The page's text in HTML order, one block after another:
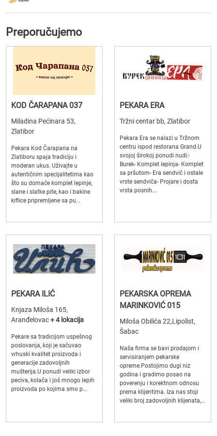
Preporučujemo
KOD ČARAPANA 037
Miladina Pećinara 53,
Zlatibor
Pekara Kod Čarapana na
Zlatiboru spaja tradiciju i
moderan ukus. Uživajte u
autentičnim specijalitetima kao
što su domaće komplet lepinje,
slane i slatke pite, kao i bakine
kiflice pripremljene sa pu...
PEKARA ERA
Tržni centar bb, Zlatibor
Pekara Era se nalazi u Tržnom
centru ispod restorana Grand.U
svojoj širokoj ponudi nudi:-
Burek- Komplet lepinja- Komplet
sa pršutom- Era sendvič i ostale
vrste sendviča- Projare i dosta
vrsta posnih...
PEKARA ILIĆ
Knjaza Miloša 165,
Aranđelovac+ 4 lokacija
Pekare sa tradicijom uspešnog
poslovanja, koji je sačuvao
vrhuski kvalitet proizvoda i
generacije zadovoljnih
mušterija.U ponudi veliki izbor
peciva, kolača i još mnogo lepih
proizvoda po kojima smo p...
PEKARSKA OPREMA
MARINKOVIĆ 015
Miloša Obilića 22,Lipolist,
Šabac
Naša firma se bavi prodajom i
servisiranjem pekarske
opreme.Postojimo dugi niz
godina i gradimo posao na
poverenju i korektnom odnosu
prema klijentima. Iza nas stoji
veliki broj zadovoljnih klijenata,...